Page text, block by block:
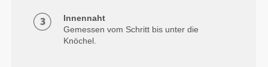
Innennaht
Gemessen vom Schritt bis unter die
Knöchel.